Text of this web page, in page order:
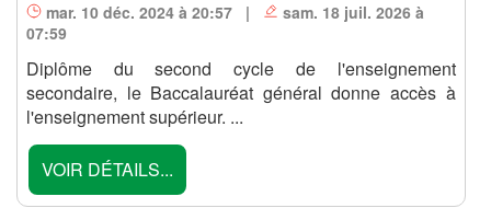
mar. 10 déc. 2024 à 20:57 |
sam. 18 juil. 2026 à
07:59
Diplôme du second cycle de l'enseignement
secondaire, le Baccalauréat général donne accès à
l'enseignement supérieur. ...
VOIR DÉTAILS...